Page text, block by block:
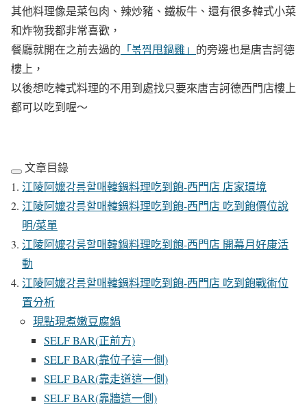
其他料理像是菜包肉、辣炒豬、鐵板牛、還有很多韓式小菜
和炸物我都非常喜歡，
餐廳就開在之前去過的 「볶찜甩鍋雞」 的旁邊也是唐吉訶德
樓上，
以後想吃韓式料理的不用到處找只要來唐吉訶德西門店樓上
都可以吃到喔～
文章目錄
江陵阿嬤강릉할매韓鍋料理吃到飽-西門店 店家環境
江陵阿嬤강릉할매韓鍋料理吃到飽-西門店 吃到飽價位說
明/菜單
江陵阿嬤강릉할매韓鍋料理吃到飽-西門店 開幕月好康活
動
江陵阿嬤강릉할매韓鍋料理吃到飽-西門店 吃到飽戰術位
置分析
現點現煮嫩豆腐鍋
SELF BAR(正前方)
SELF BAR(靠位子這一側)
SELF BAR(靠走道這一側)
SELF BAR(靠牆這一側)